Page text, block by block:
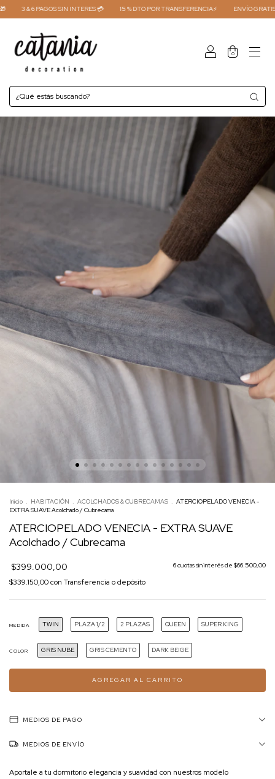
3 & 6 PAGOS SIN INTERES 💳 15 % DTO POR TRANSFERENCIA⚡ ENVÍO GRATIS
0
Inicio . HABITACIÓN . ACOLCHADOS & CUBRECAMAS . ATERCIOPELADO VENECIA -
EXTRA SUAVE Acolchado / Cubrecama
ATERCIOPELADO VENECIA - EXTRA SUAVE
Acolchado / Cubrecama
$399.000,00 6cuotas sin interés de $66.500,00
$339.150,00con Transferencia o depósito
MEDIDA TWIN PLAZA 1/2 2 PLAZAS QUEEN SUPER KING
COLOR GRIS NUBE GRIS CEMENTO DARK BEIGE
MEDIOS DE PAGO
MEDIOS DE ENVÍO
Aportale a tu dormitorio elegancia y suavidad con nuestros modelo